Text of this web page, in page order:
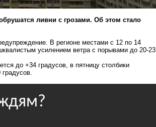
ливни с грозами. Об этом стало
В регионе местами с 12 по 14
усилением ветра с порывами до 20-23
до +34 градусов, в пятницу столбики